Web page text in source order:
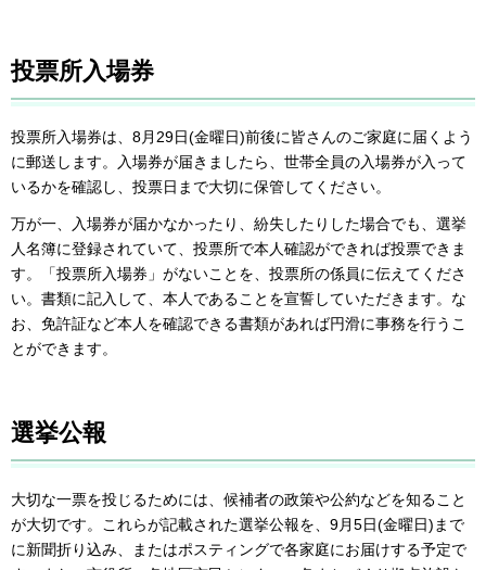
投票所入場券
投票所入場券は、8月29日(金曜日)前後に皆さんのご家庭に届くよう
に郵送します。入場券が届きましたら、世帯全員の入場券が入って
いるかを確認し、投票日まで大切に保管してください。
万が一、入場券が届かなかったり、紛失したりした場合でも、選挙
人名簿に登録されていて、投票所で本人確認ができれば投票できま
す。「投票所入場券」がないことを、投票所の係員に伝えてくださ
い。書類に記入して、本人であることを宣誓していただきます。な
お、免許証など本人を確認できる書類があれば円滑に事務を行うこ
とができます。
選挙公報
大切な一票を投じるためには、候補者の政策や公約などを知ること
が大切です。これらが記載された選挙公報を、9月5日(金曜日)まで
に新聞折り込み、またはポスティングで各家庭にお届けする予定で